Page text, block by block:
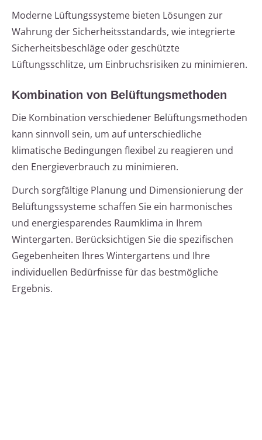
Moderne Lüftungssysteme bieten Lösungen zur
Wahrung der Sicherheitsstandards, wie integrierte
Sicherheitsbeschläge oder geschützte
Lüftungsschlitze, um Einbruchsrisiken zu minimieren.
Kombination von Belüftungsmethoden
Die Kombination verschiedener Belüftungsmethoden
kann sinnvoll sein, um auf unterschiedliche
klimatische Bedingungen flexibel zu reagieren und
den Energieverbrauch zu minimieren.
Durch sorgfältige Planung und Dimensionierung der
Belüftungssysteme schaffen Sie ein harmonisches
und energiesparendes Raumklima in Ihrem
Wintergarten. Berücksichtigen Sie die spezifischen
Gegebenheiten Ihres Wintergartens und Ihre
individuellen Bedürfnisse für das bestmögliche
Ergebnis.